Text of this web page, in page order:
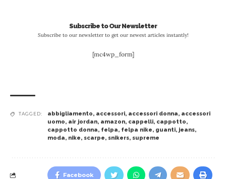
Subscribe to Our Newsletter
Subscribe to our newsletter to get our newest articles instantly!
[mc4wp_form]
TAGGED: abbigliamento, accessori, accessori donna, accessori
uomo, air jordan, amazon, cappelli, cappotto,
cappotto donna, felpa, felpa nike, guanti, jeans,
moda, nike, scarpe, snikers, supreme
Facebook